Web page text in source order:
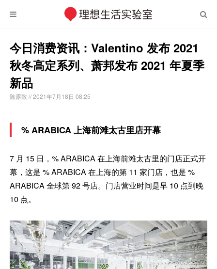
今日消费资讯：Valentino 发布 2021
秋冬高定系列、萧邦发布 2021 年夏季
新品
陈露致// 2021年7月18日 08:25
% ARABICA 上海前滩太古里店开幕
7 月 15 日，% ARABICA 在上海前滩太古里的门店正式开
幕，这是 % ARABICA 在上海的第 11 家门店，也是 %
ARABICA 全球第 92 号店。门店营业时间是早 10 点到晚
10 点。